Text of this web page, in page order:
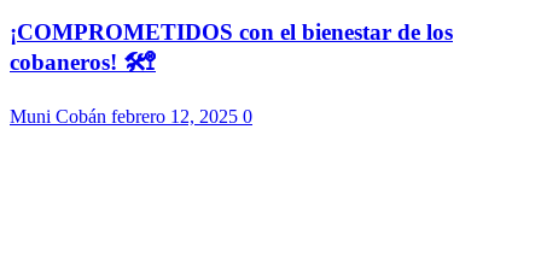
¡COMPROMETIDOS con el bienestar de los
cobaneros! 🛠️🚏
Muni Cobán febrero 12, 2025 0